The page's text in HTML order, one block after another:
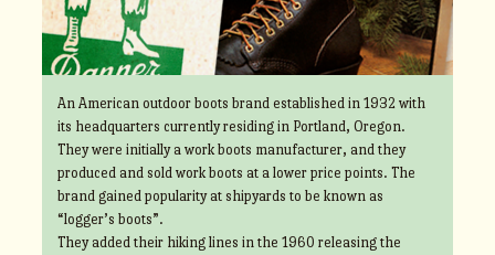
An American outdoor boots brand established in 1932 with
its headquarters currently residing in Portland, Oregon.
They were initially a work boots manufacturer, and they
produced and sold work boots at a lower price points. The
brand gained popularity at shipyards to be known as
“logger’s boots”.
They added their hiking lines in the 1960 releasing the